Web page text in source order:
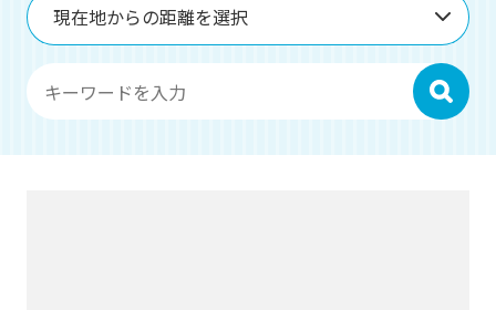
現在地からの距離を選択
検索